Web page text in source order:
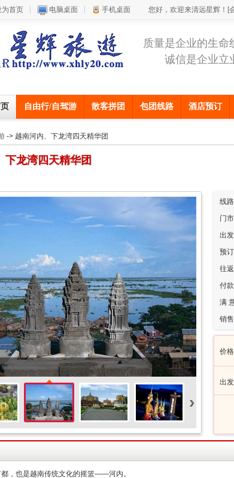
为首页 电脑桌面 手机桌面 您好，欢迎来清远星辉！ [
质量是企业的生命
诚信是企业立
自由行/自驾游 散客拼团 包团线路 酒店预订
-> 越南河内、下龙湾四天精华团
下龙湾四天精华团
›
线
门
出
预
往
付
满
销
价
出
，也是越南传统文化的摇篮——河内。